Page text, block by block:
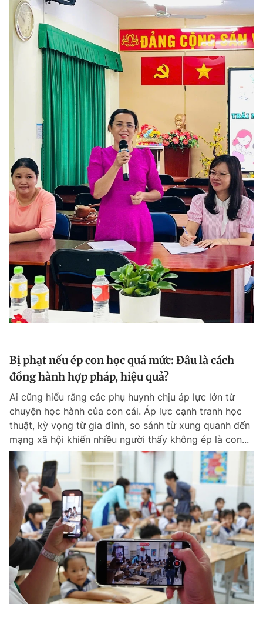
Bị phạt nếu ép con học quá mức: Đâu là cách
đồng hành hợp pháp, hiệu quả?
Ai cũng hiểu rằng các phụ huynh chịu áp lực lớn từ
chuyện học hành của con cái. Áp lực cạnh tranh học
thuật, kỳ vọng từ gia đình, so sánh từ xung quanh đến
mạng xã hội khiến nhiều người thấy không ép là con...